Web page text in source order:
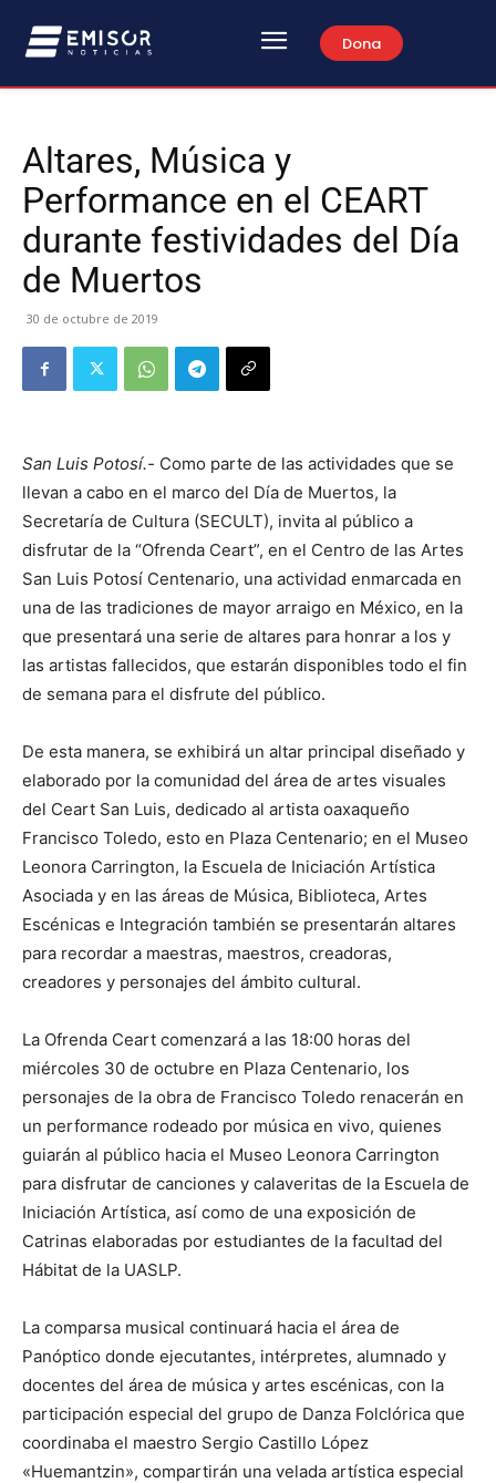
Dona
Altares, Música y
Performance en el CEART
durante festividades del Día
de Muertos
30 de octubre de 2019
San Luis Potosí.- Como parte de las actividades que se
llevan a cabo en el marco del Día de Muertos, la
Secretaría de Cultura (SECULT), invita al público a
disfrutar de la “Ofrenda Ceart”, en el Centro de las Artes
San Luis Potosí Centenario, una actividad enmarcada en
una de las tradiciones de mayor arraigo en México, en la
que presentará una serie de altares para honrar a los y
las artistas fallecidos, que estarán disponibles todo el fin
de semana para el disfrute del público.
De esta manera, se exhibirá un altar principal diseñado y
elaborado por la comunidad del área de artes visuales
del Ceart San Luis, dedicado al artista oaxaqueño
Francisco Toledo, esto en Plaza Centenario; en el Museo
Leonora Carrington, la Escuela de Iniciación Artística
Asociada y en las áreas de Música, Biblioteca, Artes
Escénicas e Integración también se presentarán altares
para recordar a maestras, maestros, creadoras,
creadores y personajes del ámbito cultural.
La Ofrenda Ceart comenzará a las 18:00 horas del
miércoles 30 de octubre en Plaza Centenario, los
personajes de la obra de Francisco Toledo renacerán en
un performance rodeado por música en vivo, quienes
guiarán al público hacia el Museo Leonora Carrington
para disfrutar de canciones y calaveritas de la Escuela de
Iniciación Artística, así como de una exposición de
Catrinas elaboradas por estudiantes de la facultad del
Hábitat de la UASLP.
La comparsa musical continuará hacia el área de
Panóptico donde ejecutantes, intérpretes, alumnado y
docentes del área de música y artes escénicas, con la
participación especial del grupo de Danza Folclórica que
coordinaba el maestro Sergio Castillo López
«Huemantzin», compartirán una velada artística especial